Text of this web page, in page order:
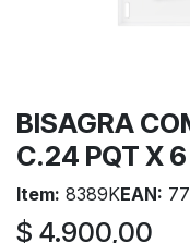
BISAGRA
C.24 PQT X 6
Item: 8389KEAN:
$ 4.900,00